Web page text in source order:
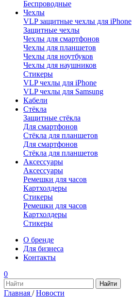
Беспроводные
Чехлы
VLP защитные чехлы для iPhone
Защитные чехлы
Чехлы для смартфонов
Чехлы для планшетов
Чехлы для ноутбуков
Чехлы для наушников
Стикеры
VLP чехлы для iPhone
VLP чехлы для Samsung
Кабели
Стёкла
Защитные стёкла
Для смартфонов
Стёкла для планшетов
Для смартфонов
Стёкла для планшетов
Аксессуары
Аксессуары
Ремешки для часов
Картхолдеры
Стикеры
Ремешки для часов
Картхолдеры
Стикеры
О бренде
Для бизнеса
Контакты
0
Главная / Новости